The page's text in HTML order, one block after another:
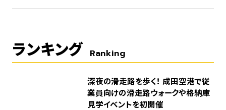
ランキング Ranking
深夜の滑走路を歩く！ 成田空港で従
業員向けの滑走路ウォークや格納庫
見学イベントを初開催